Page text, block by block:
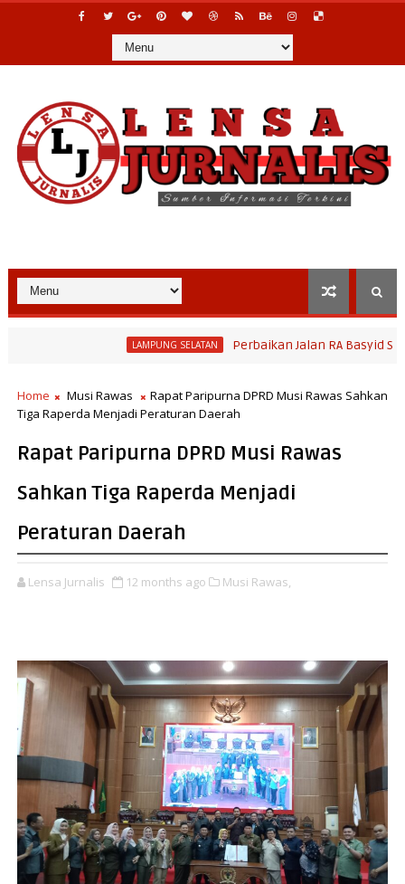
LAMPUNG SELATAN Perbaikan Jalan RA Basyid Segera
Home Musi Rawas
Rapat Paripurna DPRD Musi Rawas Sahkan
Tiga Raperda Menjadi Peraturan Daerah
Rapat Paripurna DPRD Musi Rawas
Sahkan Tiga Raperda Menjadi
Peraturan Daerah
Lensa Jurnalis 12 months ago Musi Rawas,